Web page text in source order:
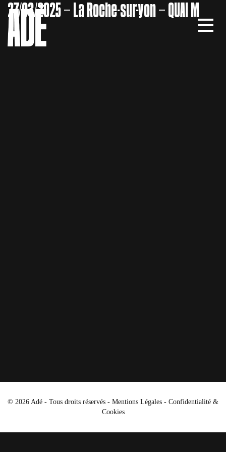
27/03/2025 – La Roche-sur-yon – QUAI M
© 2026 Adé - Tous droits réservés - Mentions Légales - Confidentialité &
Cookies